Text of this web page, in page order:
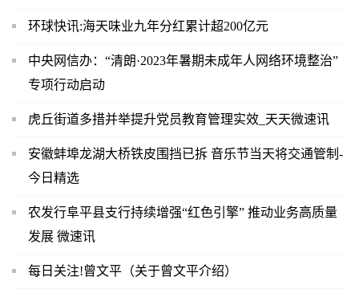
环球快讯:海天味业九年分红累计超200亿元
中央网信办：“清朗·2023年暑期未成年人网络环境整治”
专项行动启动
虎丘街道多措并举提升党员教育管理实效_天天微速讯
安徽蚌埠龙湖大桥铁皮围挡已拆 音乐节当天将交通管制-
今日精选
农发行阜平县支行持续增强“红色引擎” 推动业务高质量
发展 微速讯
每日关注!曾文平（关于曾文平介绍）